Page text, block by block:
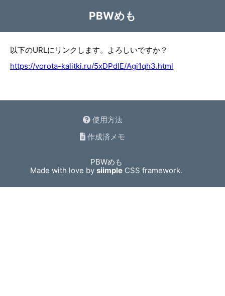
PBWめも
以下のURLにリンクします。よろしいですか？
https://vorota-kalitki.ru/5xDPdIE/Agi1qh3.html
使用方法
作成済メモ
PBWめも
Made with love bysiimple CSS framework.